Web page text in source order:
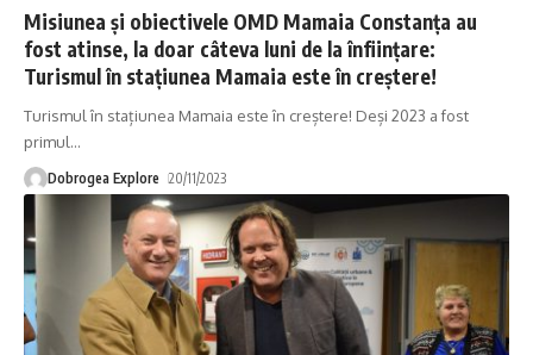
Misiunea și obiectivele OMD Mamaia Constanța au
fost atinse, la doar câteva luni de la înființare:
Turismul în stațiunea Mamaia este în creștere!
Turismul în stațiunea Mamaia este în creștere! Deși 2023 a fost
primul…
Dobrogea Explore 20/11/2023